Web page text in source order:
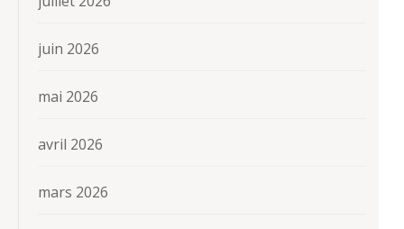
juin 2026
mai 2026
avril 2026
mars 2026